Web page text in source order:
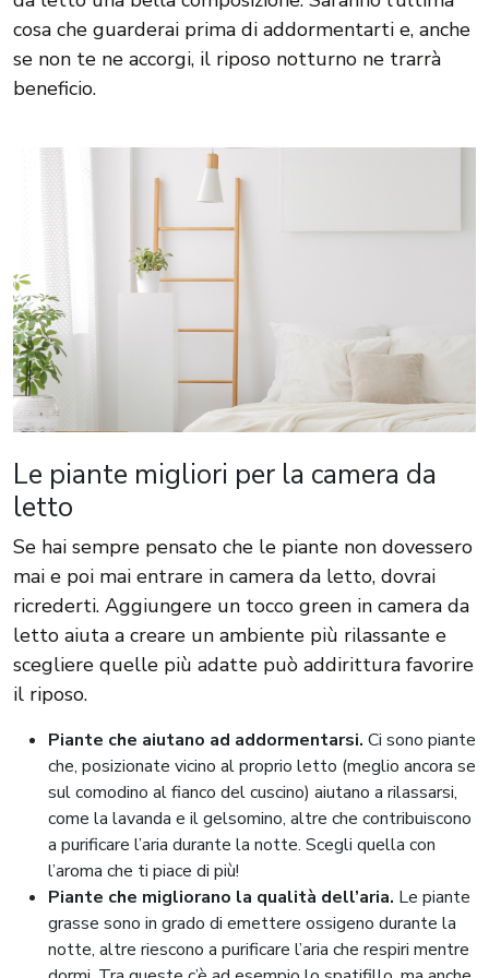
cosa che guarderai prima di addormentarti e, anche
se non te ne accorgi, il riposo notturno ne trarrà
beneficio.
Le piante migliori per la camera da
letto
Se hai sempre pensato che le piante non dovessero
mai e poi mai entrare in camera da letto, dovrai
ricrederti. Aggiungere un tocco green in camera da
letto aiuta a creare un ambiente più rilassante e
scegliere quelle più adatte può addirittura favorire
il riposo.
Piante che aiutano ad addormentarsi. Ci sono piante
che, posizionate vicino al proprio letto (meglio ancora se
sul comodino al fianco del cuscino) aiutano a rilassarsi,
come la lavanda e il gelsomino, altre che contribuiscono
a purificare l’aria durante la notte. Scegli quella con
l’aroma che ti piace di più!
Piante che migliorano la qualità dell’aria. Le piante
grasse sono in grado di emettere ossigeno durante la
notte, altre riescono a purificare l’aria che respiri mentre